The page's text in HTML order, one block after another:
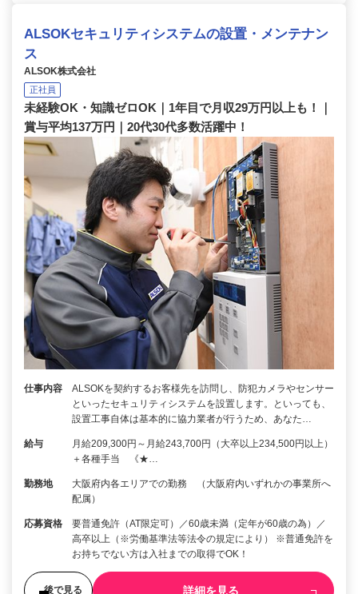
ALSOKセキュリティシステムの設置・メンテナン
ス
ALSOK株式会社
正社員
未経験OK・知識ゼロOK｜1年目で月収29万円以上も！｜
賞与平均137万円｜20代30代多数活躍中！
仕事内容
ALSOKを契約するお客様先を訪問し、防犯カメラやセンサー
といったセキュリティシステムを設置します。といっても、
設置工事自体は基本的に協力業者が行うため、あなた…
給与
月給209,300円～月給243,700円（大卒以上234,500円以上）
＋各種手当 《★…
勤務地
大阪府内各エリアでの勤務 （大阪府内いずれかの事業所へ
配属）
応募資格
要普通免許（AT限定可）／60歳未満（定年が60歳の為）／
高卒以上（※労働基準法等法令の規定により） ※普通免許を
お持ちでない方は入社までの取得でOK！
後で見る 詳細を見る